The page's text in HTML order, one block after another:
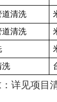
道清洗
道清洗
洗
详见项目